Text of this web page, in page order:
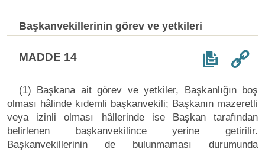
Başkanvekillerinin görev ve yetkileri
MADDE 14
(1) Başkana ait görev ve yetkiler, Başkanlığın boş
olması hâlinde kıdemli başkanvekili; Başkanın mazeretli
veya izinli olması hâllerinde ise Başkan tarafından
belirlenen başkanvekilince yerine getirilir.
Başkanvekillerinin de bulunmaması durumunda